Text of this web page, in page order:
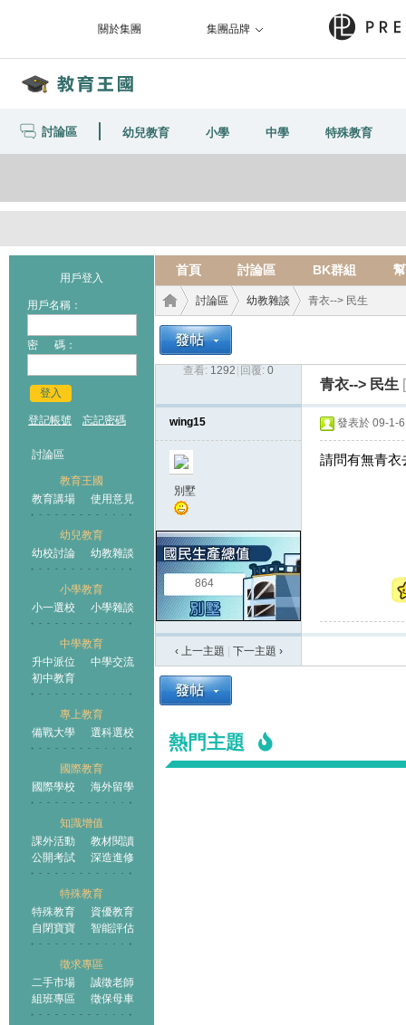
關於集團 集團品牌
討論區 幼兒教育 小學 中學 特殊教育
用戶登入
用戶名稱：
密 碼：
登入
登記帳號 忘記密碼
討論區
教育王國
教育講場
使用意見
幼兒教育
幼校討論
幼教雜談
小學教育
小一選校
小學雜談
中學教育
升中派位
中學交流
初中教育
專上教育
備戰大學
選科選校
國際教育
國際學校
海外留學
知識增值
課外活動
教材閱讀
公開考試
深造進修
特殊教育
特殊教育
資優教育
自閉寶寶
智能評估
徵求專區
二手市場
誠徵老師
組班專區
徵保母車
首頁 討論區 BK群組
王國
討論區
›
幼教雜談 青衣--> 民生
查看: 1292 回覆: 0
青衣--> 民生
wing15
別墅
864
發表於 09-1-
請問有無青衣
‹ 上一主題 下一主題 ›
熱門主題